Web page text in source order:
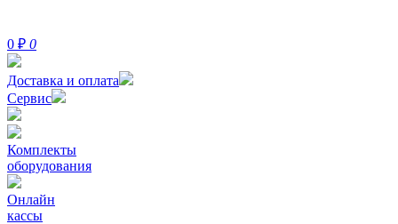
0 ₽ 0
Доставка и оплата
Сервис
Комплекты
оборудования
Онлайн
кассы